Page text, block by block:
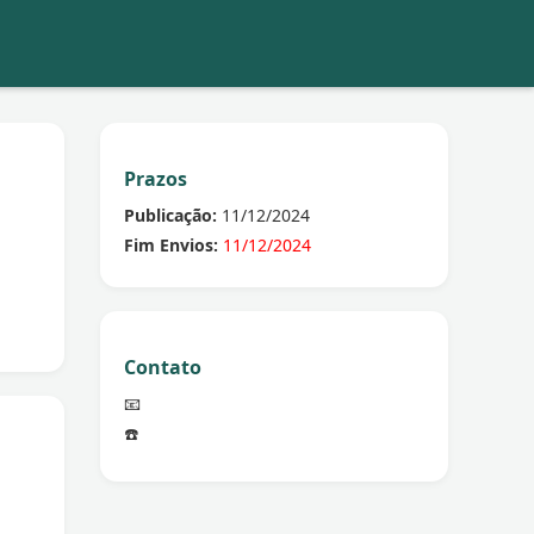
Prazos
Publicação: 11/12/2024
Fim Envios: 11/12/2024
Contato
📧
☎️